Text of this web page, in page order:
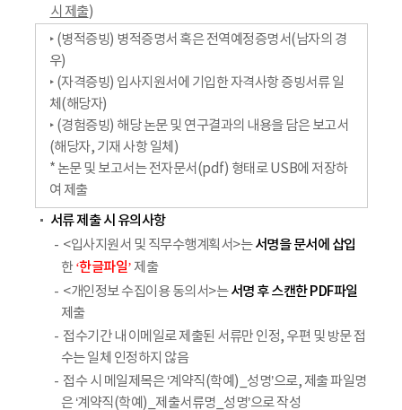
시 제출)
‣ (병적증빙) 병적증명서 혹은 전역예정증명서(남자의 경
우)
‣ (자격증빙) 입사지원서에 기입한 자격사항 증빙서류 일
체(해당자)
‣ (경험증빙) 해당 논문 및 연구결과의 내용을 담은 보고서
(해당자, 기재 사항 일체)
* 논문 및 보고서는 전자문서(pdf) 형태로 USB에 저장하
여 제출
서류 제출 시 유의사항
<입사지원서 및 직무수행계획서>는서명을 문서에 삽입
한‘한글파일’ 제출
<개인정보 수집이용 동의서>는서명 후 스캔한 PDF파일
제출
접수기간 내 이메일로 제출된 서류만 인정, 우편 및 방문 접
수는 일체 인정하지 않음
접수 시 메일제목은 ‘계약직(학예)_성명’으로, 제출 파일명
은 ‘계약직(학예)_제출서류명_성명’으로 작성